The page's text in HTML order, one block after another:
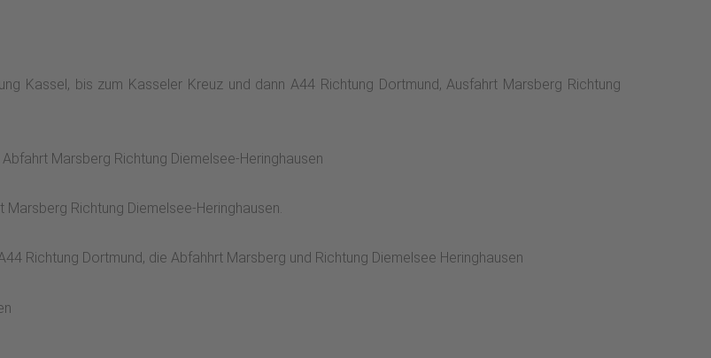
Kassel, bis zum Kasseler Kreuz und dann A44 Richtung Dortmund, Ausfahrt Marsberg Richtung
Marsberg Richtung Diemelsee-Heringhausen
Richtung Diemelsee-Heringhausen.
Richtung Dortmund, die Abfahhrt Marsberg und Richtung Diemelsee Heringhausen